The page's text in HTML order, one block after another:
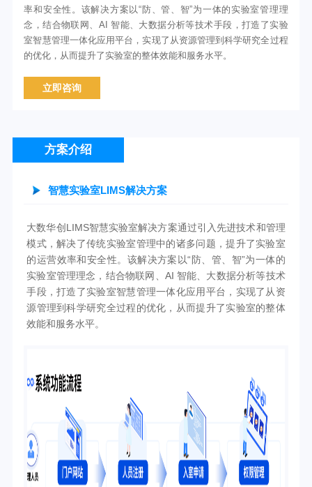
率和安全性。该解决方案以“防、管、智”为一体的实验室管理理
念，结合物联网、AI 智能、大数据分析等技术手段，打造了实验
室智慧管理一体化应用平台，实现了从资源管理到科学研究全过程
的优化，从而提升了实验室的整体效能和服务水平。
立即咨询
方案介绍
智慧实验室LIMS解决方案
大数华创LIMS智慧实验室解决方案通过引入先进技术和管理
模式，解决了传统实验室管理中的诸多问题，提升了实验室
的运营效率和安全性。该解决方案以“防、管、智”为一体的
实验室管理理念，结合物联网、AI 智能、大数据分析等技术
手段，打造了实验室智慧管理一体化应用平台，实现了从资
源管理到科学研究全过程的优化，从而提升了实验室的整体
效能和服务水平。